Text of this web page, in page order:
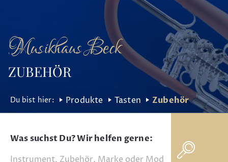
Musikhaus Beck
ZUBEHÖR
Produkte Tasten Zubehör
Was suchst Du? Wir helfen gerne: